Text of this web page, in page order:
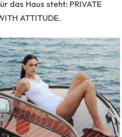
das Haus steht: PRIVATE
ATTITUDE.